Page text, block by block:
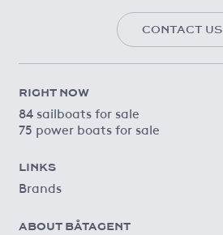
CONTACT US
RIGHT NOW
84 sailboats for sale
75 power boats for sale
LINKS
Brands
ABOUT BÅTAGENT